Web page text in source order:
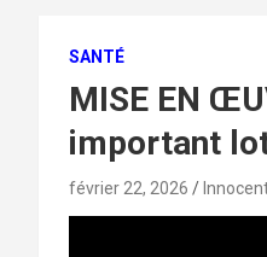
SANTÉ
MISE EN
important
février 22, 2026